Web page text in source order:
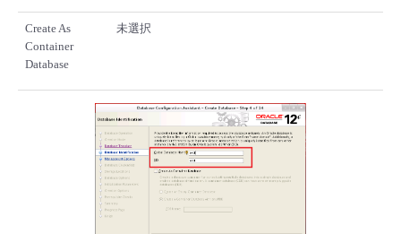
Create As
Container
Database
未選択